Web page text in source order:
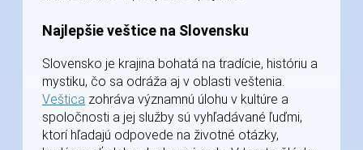
Najlepšie veštice na Slovensku
Slovensko je krajina bohatá na tradície, históriu a
mystiku, čo sa odráža aj v oblasti veštenia.
Veštica zohráva významnú úlohu v kultúre a
spoločnosti a jej služby sú vyhľadávané ľuďmi,
ktorí hľadajú odpovede na životné otázky,